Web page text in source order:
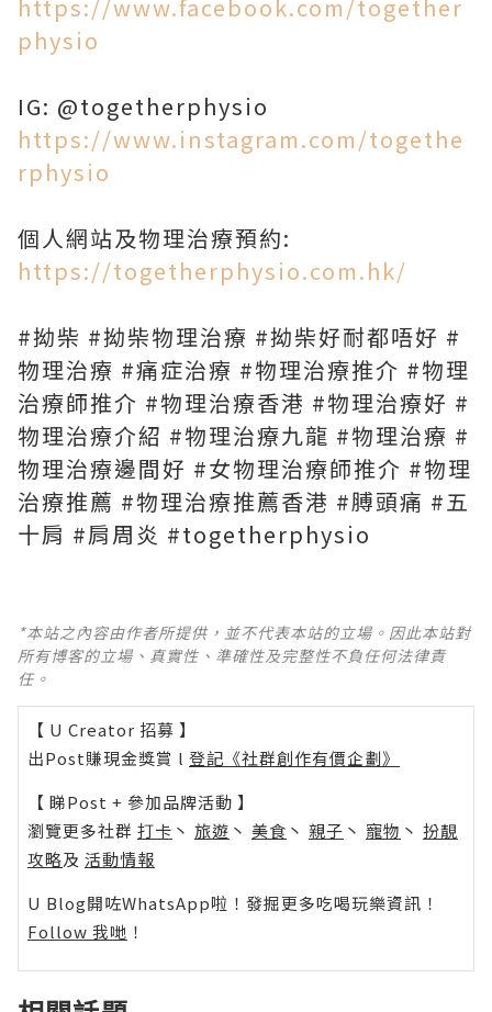
https://www.facebook.com/together
physio
IG: @togetherphysio
https://www.instagram.com/togethe
rphysio
個人網站及物理治療預約:
https://togetherphysio.com.hk/
#拗柴 #拗柴物理治療 #拗柴好耐都唔好 #
物理治療 #痛症治療 #物理治療推介 #物理
治療師推介 #物理治療香港 #物理治療好 #
物理治療介紹 #物理治療九龍 #物理治療 #
物理治療邊間好 #女物理治療師推介 #物理
治療推薦 #物理治療推薦香港 #膊頭痛 #五
十肩 #肩周炎 #togetherphysio
*本站之內容由作者所提供，並不代表本站的立場。因此本站對
所有博客的立場、真實性、準確性及完整性不負任何法律責
任。
【 U Creator 招募 】
出Post賺現金獎賞 l 登記《社群創作有價企劃》
【 睇Post + 參加品牌活動 】
瀏覽更多社群 打卡 丶 旅遊 丶 美食 丶 親子 丶 寵物 丶 扮靚
攻略及 活動情報
U Blog開咗WhatsApp啦！發掘更多吃喝玩樂資訊！
Follow 我哋 ！